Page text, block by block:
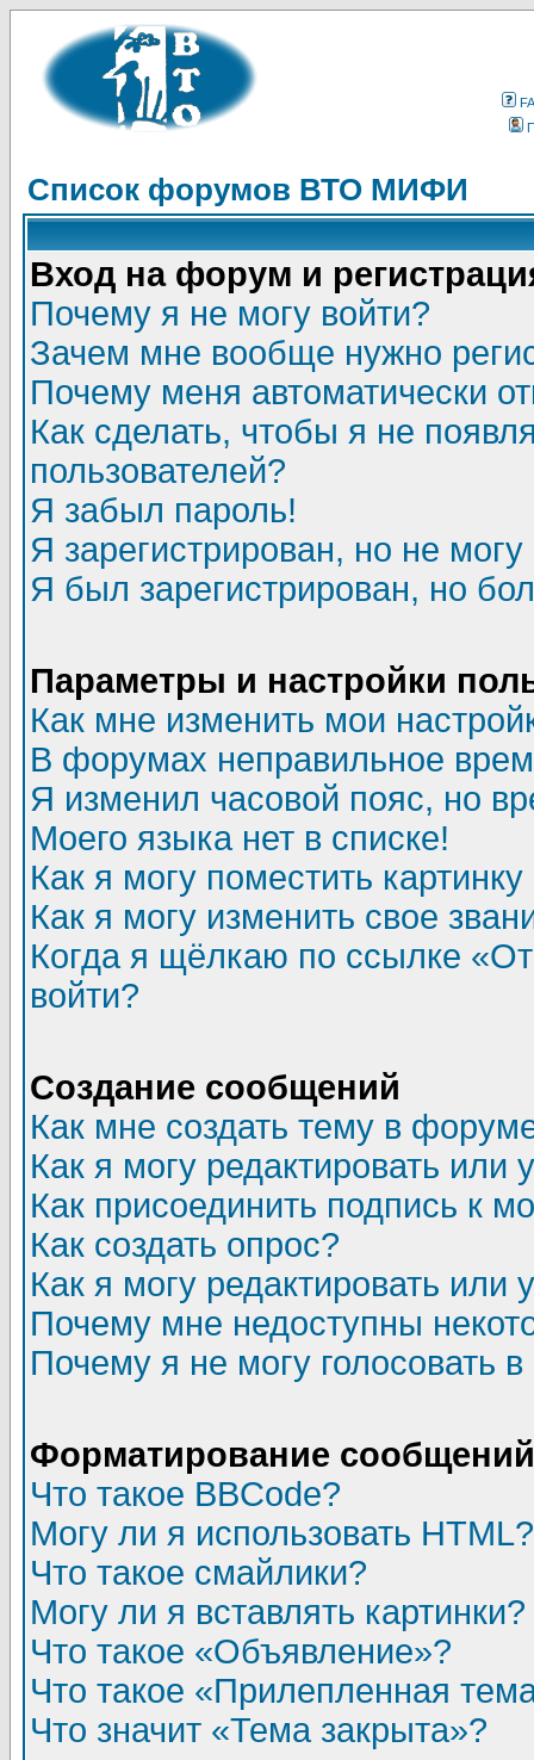
Список форумов ВТО МИФИ
Вход на форум и
Почему я не могу войти?
Зачем мне вообще нужно
Почему меня автоматически
Как сделать, чтобы я не
пользователей?
Я забыл пароль!
Я зарегистрирован, но не могу
Я был зарегистрирован, но
Параметры и настройки
Как мне изменить мои
В форумах неправильное
Я изменил часовой пояс, но
Моего языка нет в списке!
Как я могу поместить
Как я могу изменить свое
Когда я щёлкаю по ссылке
войти?
Создание сообщений
Как мне создать тему в
Как я могу редактировать или
Как присоединить подпись к
Как создать опрос?
Как я могу редактировать или
Почему мне недоступны
Почему я не могу голосовать
Форматирование
Что такое BBCode?
Могу ли я использовать HTML?
Что такое смайлики?
Могу ли я вставлять картинки?
Что такое «Объявление»?
Что такое «Прилепленная
Что значит «Тема закрыта»?